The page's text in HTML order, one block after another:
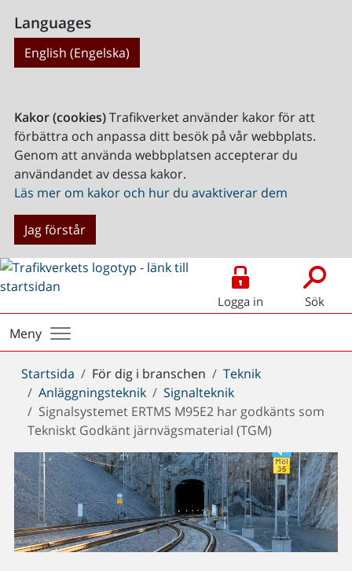
Languages
English (Engelska)
Kakor (cookies)Trafikverket använder kakor för att
förbättra och anpassa ditt besök på vår webbplats.
Genom att använda webbplatsen accepterar du
användandet av dessa kakor.
Läs mer om kakor och hur du avaktiverar dem
Jag förstår
Logga in Sök
Meny
Du
är
här:
Startsida För dig i branschen
Teknik
Anläggningsteknik
Signalteknik
Signalsystemet ERTMS M95E2 har godkänts som
Tekniskt Godkänt järnvägsmaterial (TGM)